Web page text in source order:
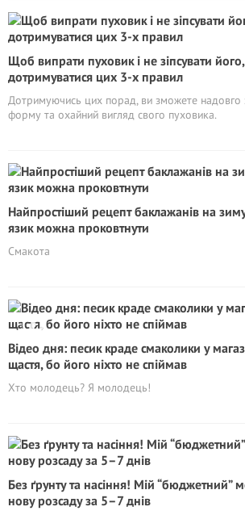
Щоб випрати пуховик і не зіпсувати
дотримуватися цих 3-х правил
Дотримуючись цих порад, ви зможете надовго
форму та охайний вигляд свого пуховика.
Найпростіший рецепт баклажанів на
язик можна проковтнути
Смакота
Відео дня: песик краде смаколики у
щастя, бо його ніхто не спіймав
Хто молодець? Я молодець!
Без ґрунту та насіння! Мій “бюджетний”
нову розсаду за 5–7 днів